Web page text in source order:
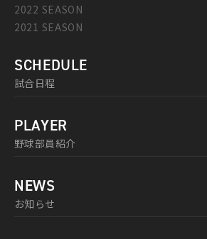
2022 SEASON
2021 SEASON
SCHEDULE
試合日程
PLAYER
野球部員紹介
NEWS
お知らせ